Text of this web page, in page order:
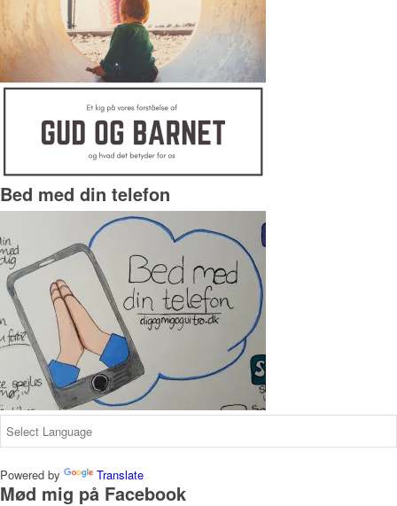
Bed med din telefon
Powered by Translate
Mød mig på Facebook